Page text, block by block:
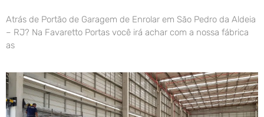
Atrás de Portão de Garagem de Enrolar em São Pedro da Aldeia
– RJ? Na Favaretto Portas você irá achar com a nossa fábrica
as